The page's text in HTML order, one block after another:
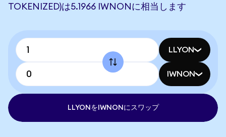
TOKENIZED)は5.1966 IWNONに相当します
LLYON
IWNON
LLYONをIWNONにスワップ